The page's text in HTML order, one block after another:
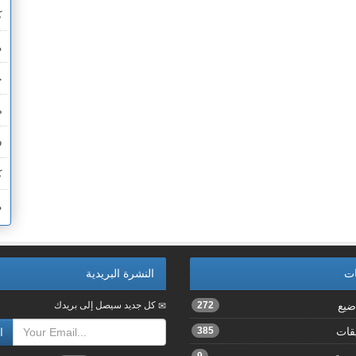
272
385
النشرة البريدية
كل جديد سيصل إلى بريدك